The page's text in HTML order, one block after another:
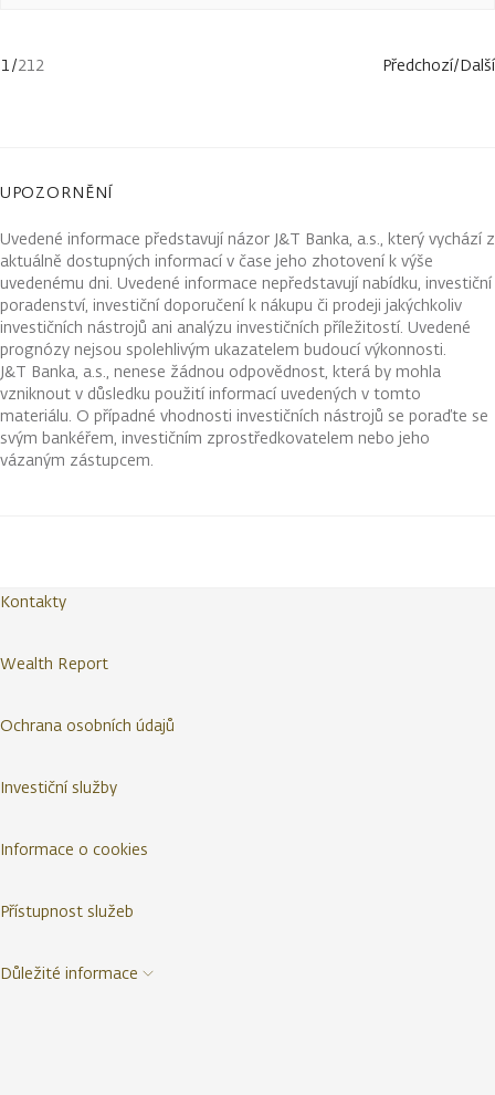
1/212 Předchozí/Další
UPOZORNĚNÍ
Uvedené informace představují názor J&T Banka, a.s., který vychází z
aktuálně dostupných informací v čase jeho zhotovení k výše
uvedenému dni. Uvedené informace nepředstavují nabídku, investiční
poradenství, investiční doporučení k nákupu či prodeji jakýchkoliv
investičních nástrojů ani analýzu investičních příležitostí. Uvedené
prognózy nejsou spolehlivým ukazatelem budoucí výkonnosti.
J&T Banka, a.s., nenese žádnou odpovědnost, která by mohla
vzniknout v důsledku použití informací uvedených v tomto
materiálu. O případné vhodnosti investičních nástrojů se poraďte se
svým bankéřem, investičním zprostředkovatelem nebo jeho
vázaným zástupcem.
Kontakty
Wealth Report
Ochrana osobních údajů
Investiční služby
Informace o cookies
Přístupnost služeb
Důležité informace